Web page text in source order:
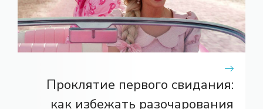
Проклятие первого свидания:
как избежать разочарования